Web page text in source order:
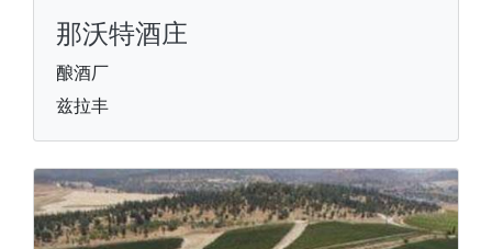
那沃特酒庄
酿酒厂
兹拉丰